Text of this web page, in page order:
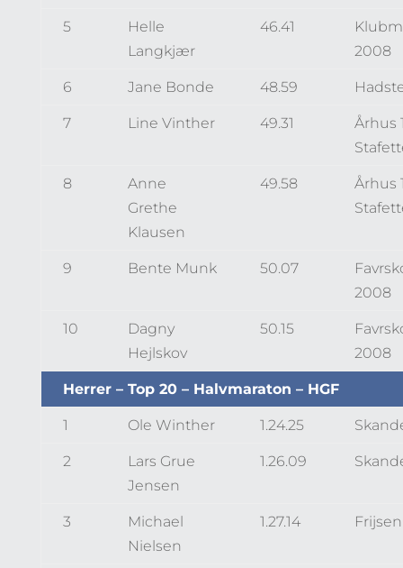
5
Helle
Langkjær
46.41
2008
6 Jane Bonde 48.59
7 Line Vinther 49.31
Århus
8
Anne
Grethe
Klausen
49.58
Århus
9 Bente Munk 50.07
2008
10
Dagny
Hejlskov
50.15
2008
Herrer – Top 20 – Halvmaraton – HGF
1 Ole Winther 1.24.25
2
Lars Grue
Jensen
1.26.09
3
Michael
Nielsen
1.27.14